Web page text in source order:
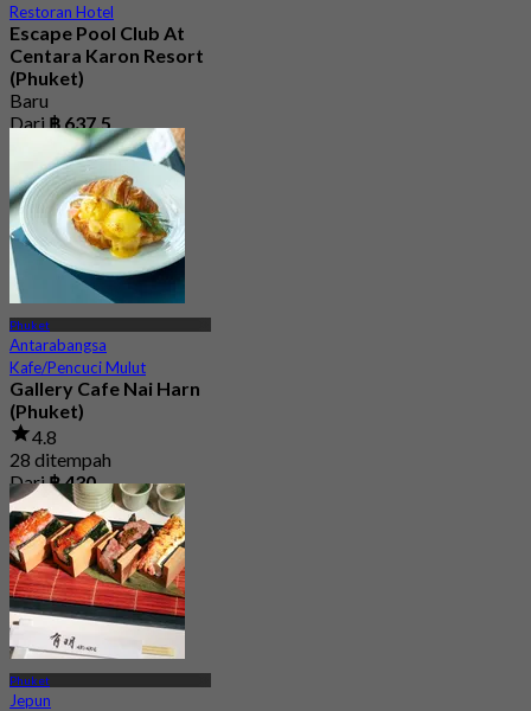
Restoran Hotel
Escape Pool Club At
Centara Karon Resort
(Phuket)
Baru
Dari฿ 637.5
Phuket
Antarabangsa
Kafe/Pencuci Mulut
Gallery Cafe Nai Harn
(Phuket)
4.8
28 ditempah
Dari฿ 430
Phuket
Jepun